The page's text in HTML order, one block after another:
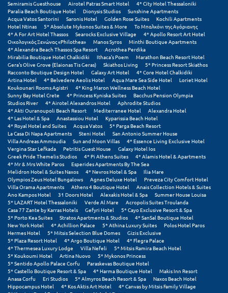
Λούτσα
Μ
Μάνη
Μαραθώνας Αττικής
Μαρώνεια
Μεθώνη
Μεσολόγγι
Μεσσηνία
Μετέωρα
Μέτσοβο
Μήλος
Μονεμβασιά
Μουζάκι
Μπαλί Κρήτης
Μπάνσκο
Semiramis Guesthouse
Airotel Patras Smart Hotel
4* City Hotel Thessaloniki
Paralia Beach Boutique Hotel
Dionysis Studios
Sunshine Apartments
Acqua Vatos Santorini
Saronis Hotel Golden Rose Suites
Kochili Apartments
Hotel Ntinas
5* Absolute Mykonos Suites & More
Το Μπαλκόνι της Αγόριανης
4* A For Art Hotel Thassos
Searocks Exclusive Village
4* Apollo Resort Art Hotel
Οικολογικός Ξενώνας «Philothea»
Manos Syros
Minthi Boutique Apartments
4* Alexandra Beach Thassos Spa Resort
Acrothea Perdika
Mirabilia Boutique Hotel Chalkidiki
Ithaca's Poem
Marathon Beach Resort Hotel
Gera's Olive Grove (Elaionas Tis Geras)
Skiathos Living
5* Princess Resort Skiathos
Racconto Boutique Design Hotel
Galaxy Art Hotel
4* Core Hotel Chalkidiki
Artina Hotel
4* Belvedere Aeolis Hotel Aqua Mare Sea Side Hotel
Loriet Hotel
Koukounari Rooms Agistri
4* King Maron Wellness Beach Hotel
Sunny Bay Hotel Crete
4* Princess Kyniska Suites
Bacchus Pension Olympia
Studios River
4* Airotel Alexandros Hotel
Aphrodite Studios
4* Akti Ouranoupoli Beach Resort
Mediterranee Hotel
Alexandra Hotel
4* Las Hotel & Spa
Anastassiou Hotel
Kyparissia Beach Hotel
4* Royal Hotel and Suites
Acqua Vatos
5* Parga Beach Resort
La Casa Di Napa Apartments
Steni Hotel
San Antonio Summer House
Villa Andreas Ammoudia
Sun and Moon Villas
4* Essence Living Exclusive Hotel
Vergina Star Lefkada
Petritis Guest House
Galaxy Hotel Ios
Greek Pride Themelis Studios
4* Pi Athens Suites
4* Alamis Hotel & Apartments
4* Mr & Mrs White Paros
Esperides Apartments By The Sea
Melidron Hotel & Suites Naxos
4* Nevros Hotel & Spa
Ilia Mare
Olympios Zeus Hotel Bungalows
Agnes Deluxe Hotel
Preveza City Comfort Hotel
Villa Orama Apartments
Athens 4 Boutique Hotel
Anais Collection Hotels & Suites
Ano Kampos Hotel
31 Doors Hotel Alexakis Hotel & Spa
Summer House Louisa
5* LAZART Hotel Thessaloniki
Verde Al Mare
Acropolis Suites Troulanda
Casa 77 Zante by Karras Hotels
Gefyri Hotel
5* Cayo Exclusive Resort & Spa
5* Porto Kea Suites
Stratos Apartments & Studios
4* SanSal Boutique Hotel
New York Hotel
4* Achillion Palace 5* Athina Luxury Suites
Polos Hotel Paros
Hermes Hotel
5* Mitsis Selection Blue Domes
Gizis Exclusive
5* Plaza Resort Hotel
4* Argo Boutique Hotel
4* Flegra Palace
4* Thermesea Luxury Lodge
Villa Nefeli
5* Mitsis Ramira Beach Hotel
5* Koukoumi Hotel
Artina Nuovo
5* Mykonos Princess
5* Sentido Apollo Palace Corfu
Paraskevas Boutique Hotel
5* Castello Boutique Resort & Spa
4* Harma Boutique Hotel
Makis Inn Resort
Anasa Corfu
Eri Studios 5* Almyros Beach Resort & Spa
Naxos Beach Hotel
Hippocampus Hotel
4* Kos Aktis Art Hotel
4* Canvas by Mitsis Family Village